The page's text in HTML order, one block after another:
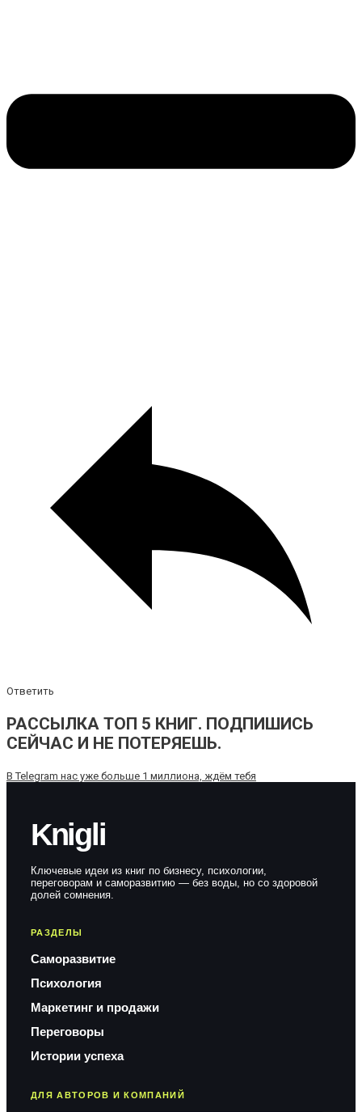
Ответить
РАССЫЛКА ТОП 5 КНИГ. ПОДПИШИСЬ
СЕЙЧАС И НЕ ПОТЕРЯЕШЬ.
В Telegram нас уже больше 1 миллиона, ждём тебя
Knigli
Ключевые идеи из книг по бизнесу, психологии,
переговорам и саморазвитию — без воды, но со здоровой
долей сомнения.
РАЗДЕЛЫ
Саморазвитие
Психология
Маркетинг и продажи
Переговоры
Истории успеха
ДЛЯ АВТОРОВ И КОМПАНИЙ